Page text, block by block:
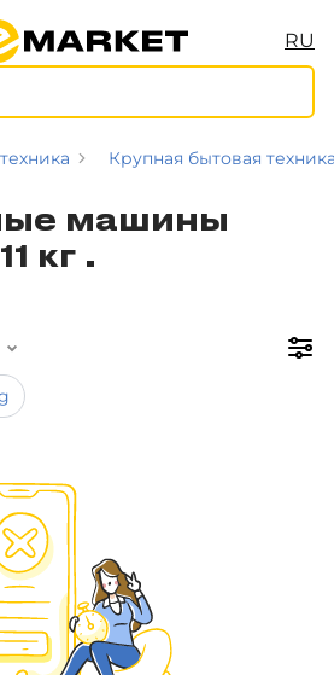
RU
Крупная бытовая
машины
кг .